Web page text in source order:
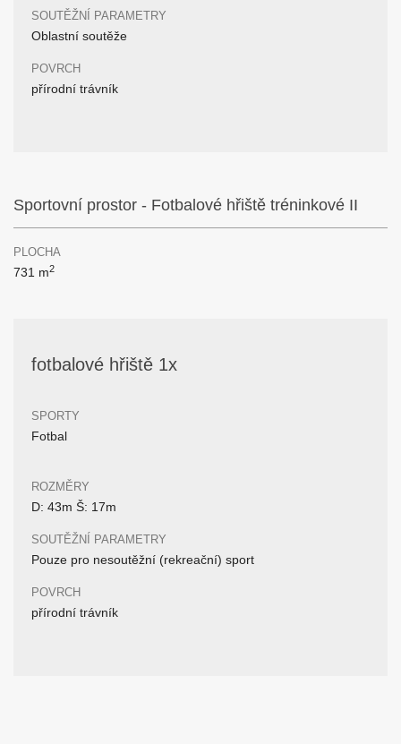
SOUTĚŽNÍ PARAMETRY
Oblastní soutěže
POVRCH
přírodní trávník
Sportovní prostor - Fotbalové hřiště tréninkové II
PLOCHA
731 m2
fotbalové hřiště 1x
SPORTY
Fotbal
ROZMĚRY
D: 43m Š: 17m
SOUTĚŽNÍ PARAMETRY
Pouze pro nesoutěžní (rekreační) sport
POVRCH
přírodní trávník